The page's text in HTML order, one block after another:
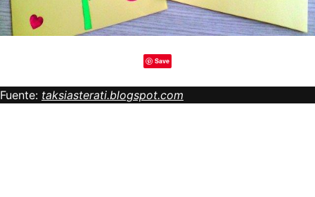
Save
Fuente: taksiasterati.blogspot.com